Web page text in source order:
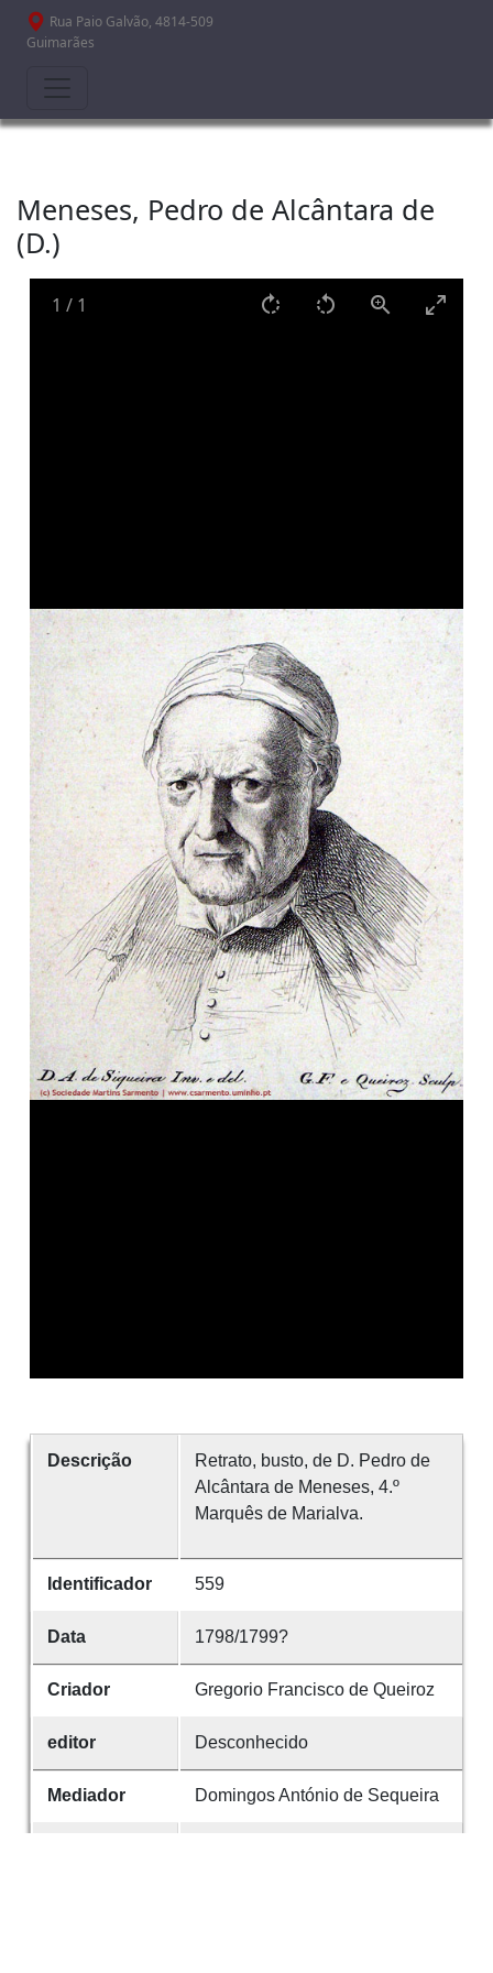
Passar para o conteúdo principal
Rua Paio Galvão, 4814-509
Guimarães
Meneses, Pedro de Alcântara de
(D.)
1 / 1
Descrição
Retrato, busto, de D. Pedro de
Alcântara de Meneses, 4.º
Marquês de Marialva.
Identificador 559
Data 1798/1799?
Criador Gregorio Francisco de Queiroz
editor Desconhecido
Mediador Domingos António de Sequeira